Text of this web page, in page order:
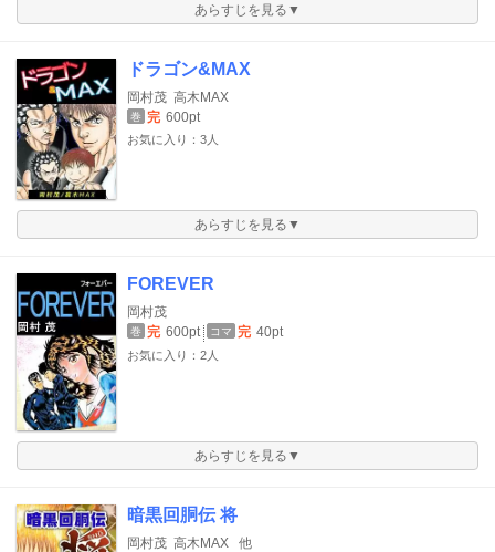
あらすじを見る▼
ドラゴン&MAX
岡村茂 高木MAX
巻 完 600pt
お気に入り：3人
あらすじを見る▼
FOREVER
岡村茂
巻 完 600pt コマ 完 40pt
お気に入り：2人
あらすじを見る▼
暗黒回胴伝 将
岡村茂 高木MAX 他